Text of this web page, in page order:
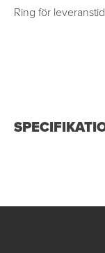
Ring för leveranstid